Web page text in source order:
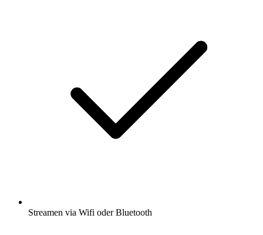
Streamen via Wifi oder Bluetooth